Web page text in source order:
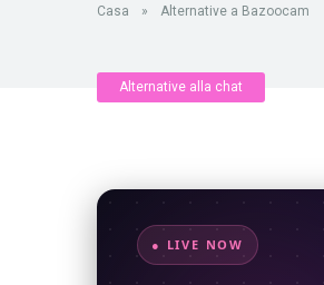
Casa » Alternative a Bazoocam
Alternative alla chat
● LIVE NOW